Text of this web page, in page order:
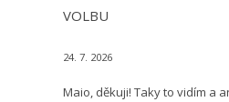
VOLBU
24. 7. 2026
Maio, děkuji! Taky to vidím a